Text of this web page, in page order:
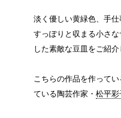
淡く優しい黄緑色、手
すっぽりと収まる小さ
した素敵な豆皿をご紹介
こちらの作品を作って
ている陶芸作家・ 松平彩